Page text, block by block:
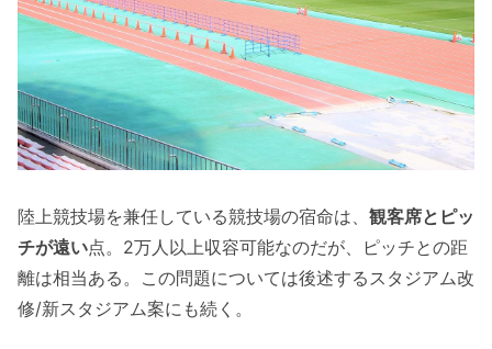
陸上競技場を兼任している競技場の宿命は、 観客席とピッ
チが遠い点。2万人以上収容可能なのだが、ピッチとの距
離は相当ある。この問題については後述するスタジアム改
修/新スタジアム案にも続く。